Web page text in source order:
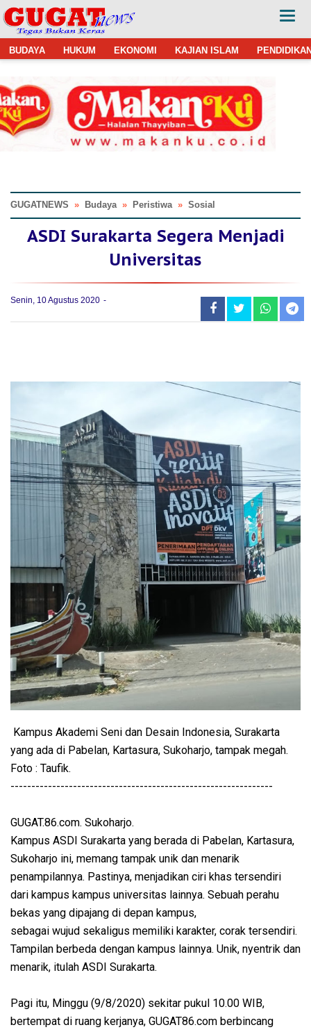
BUDAYA HUKUM EKONOMI KAJIAN ISLAM
GUGATNEWS » Budaya » Peristiwa » Sosial
ASDI Surakarta Segera Menjadi
Universitas
Senin, 10 Agustus 2020
Kampus Akademi Seni dan Desain Indonesia, Surakarta
yang ada di Pabelan, Kartasura, Sukoharjo, tampak megah.
Foto : Taufik.
---------------------------------------------------------------
GUGAT.86.com. Sukoharjo.
Kampus ASDI Surakarta yang berada di Pabelan, Kartasura,
Sukoharjo ini, memang tampak unik dan menarik
penampilannya. Pastinya, menjadikan ciri khas tersendiri
dari kampus kampus universitas lainnya. Sebuah perahu
bekas yang dipajang di depan kampus,
sebagai wujud sekaligus memiliki karakter, corak tersendiri.
Tampilan berbeda dengan kampus lainnya. Unik, nyentrik dan
menarik, itulah ASDI Surakarta.
Pagi itu, Minggu (9/8/2020) sekitar pukul 10.00 WIB,
bertempat di ruang kerjanya, GUGAT86.com berbincang